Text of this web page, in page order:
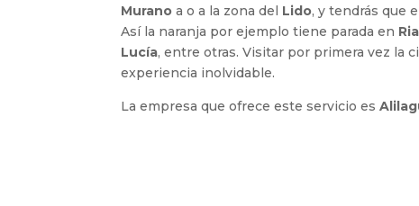
Murano a o a la zona del Lido, y tendrás que
Así la naranja por ejemplo tiene parada en
Lucía, entre otras. Visitar por primera vez la
experiencia inolvidable.
La empresa que ofrece este servicio es